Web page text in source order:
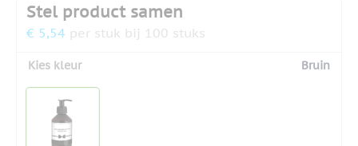
Stel product samen
€ 5,54 per stuk bij 100 stuks
Kies kleur Bruin